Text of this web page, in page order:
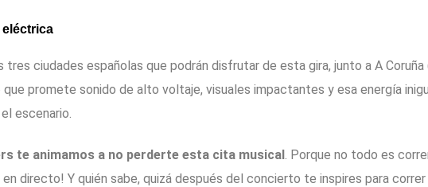
eléctrica
tres ciudades españolas que podrán disfrutar de esta gira, junto a A
promete sonido de alto voltaje, visuales impactantes y esa energía
escenario.
te animamos a no perderte esta cita musical . Porque no todo es
directo! Y quién sabe, quizá después del concierto te inspires para